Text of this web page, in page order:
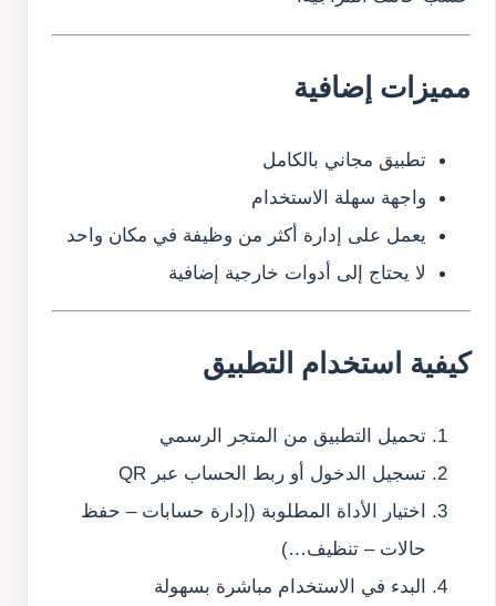
مميزات إضافية
تطبيق مجاني بالكامل
واجهة سهلة الاستخدام
يعمل على إدارة أكثر من وظيفة في مكان واحد
لا يحتاج إلى أدوات خارجية إضافية
كيفية استخدام التطبيق
تحميل التطبيق من المتجر الرسمي
تسجيل الدخول أو ربط الحساب عبر QR
اختيار الأداة المطلوبة (إدارة حسابات – حفظ
حالات – تنظيف…)
البدء في الاستخدام مباشرة بسهولة